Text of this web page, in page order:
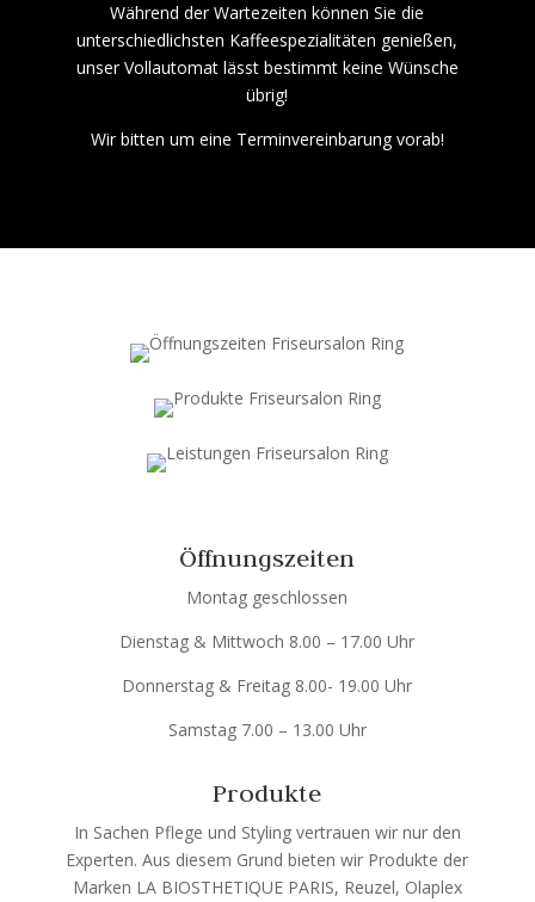
Während der Wartezeiten können Sie die
unterschiedlichsten Kaffeespezialitäten genießen,
unser Vollautomat lässt bestimmt keine Wünsche
übrig!
Wir bitten um eine Terminvereinbarung vorab!
Öffnungszeiten
Montag geschlossen
Dienstag & Mittwoch 8.00 – 17.00 Uhr
Donnerstag & Freitag 8.00- 19.00 Uhr
Samstag 7.00 – 13.00 Uhr
Produkte
In Sachen Pflege und Styling vertrauen wir nur den
Experten. Aus diesem Grund bieten wir Produkte der
Marken LA BIOSTHETIQUE PARIS, Reuzel, Olaplex